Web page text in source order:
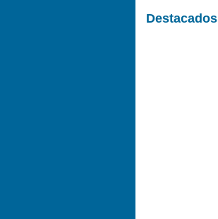
Destacados